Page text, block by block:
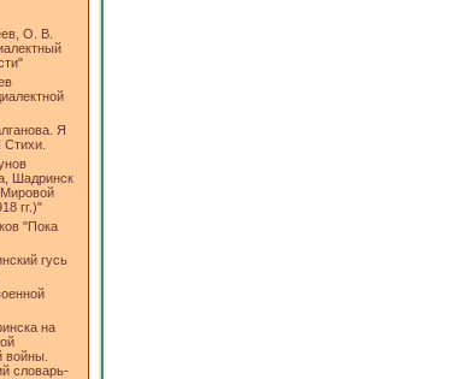
О. В.
Я
Стихи.
Шадринск
гг.)"
"Пока
гусь
на
войны.
словарь-